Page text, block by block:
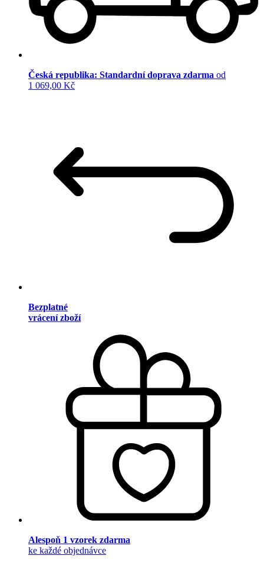
Česká republika: Standardní doprava zdarma od
1 069,00 Kč
Bezplatné
vrácení zboží
Alespoň 1 vzorek zdarma
ke každé objednávce